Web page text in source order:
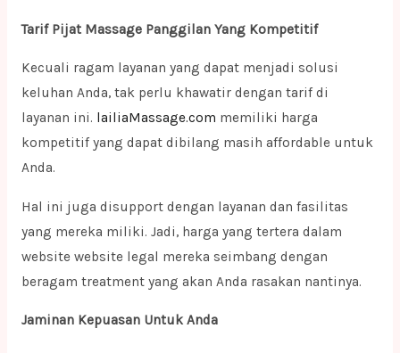
Tarif Pijat Massage Panggilan Yang Kompetitif
Kecuali ragam layanan yang dapat menjadi solusi
keluhan Anda, tak perlu khawatir dengan tarif di
layanan ini. lailiaMassage.com memiliki harga
kompetitif yang dapat dibilang masih affordable untuk
Anda.
Hal ini juga disupport dengan layanan dan fasilitas
yang mereka miliki. Jadi, harga yang tertera dalam
website website legal mereka seimbang dengan
beragam treatment yang akan Anda rasakan nantinya.
Jaminan Kepuasan Untuk Anda